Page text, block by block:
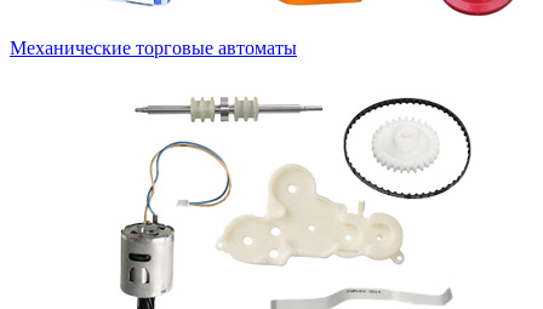
Механические торговые автоматы